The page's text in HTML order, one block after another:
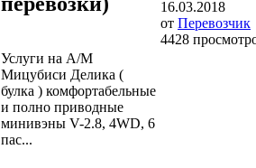
Услуги на А/М
Мицубиси Делика (
булка ) комфортабельные
и полно приводные
минивэны V-2.8, 4WD, 6
пас...
16.03.2018
от Перевозчик
4428